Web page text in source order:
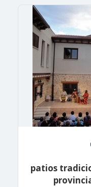
patios